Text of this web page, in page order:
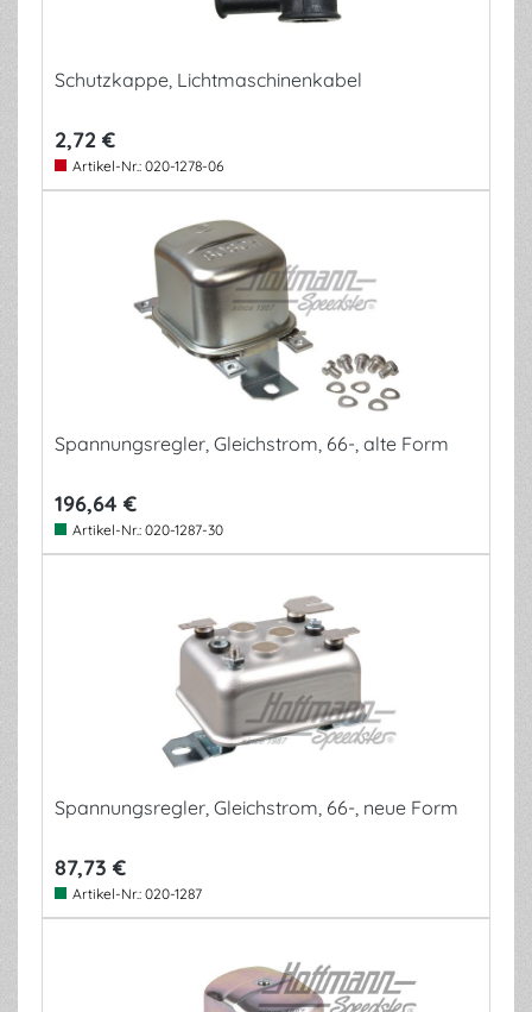
Schutzkappe, Lichtmaschinenkabel
2,72 €
Artikel-Nr.: 020-1278-06
Spannungsregler, Gleichstrom, 66-, alte Form
196,64 €
Artikel-Nr.: 020-1287-30
Spannungsregler, Gleichstrom, 66-, neue Form
87,73 €
Artikel-Nr.: 020-1287